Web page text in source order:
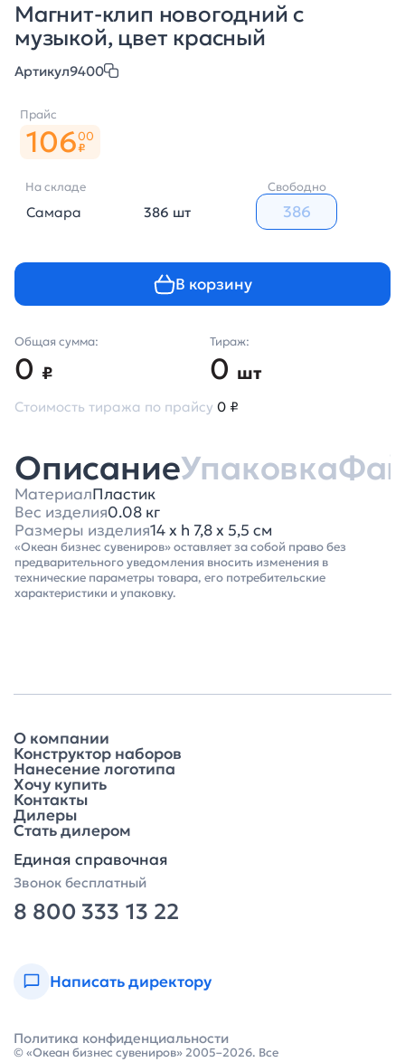
Магнит-клип новогодний с
музыкой, цвет красный
Артикул9400
Прайс
10600
₽
На складе
Самара 386 шт
Свободно
В корзину
Общая сумма:
0 ₽
Тираж:
0 шт
Стоимость тиража по прайсу 0 ₽
ОписаниеУпаковка
МатериалПластик
Вес изделия0.08 кг
Размеры изделия14 х h 7,8 х 5,5 см
«Океан бизнес сувениров» оставляет за собой право без
предварительного уведомления вносить изменения в
технические параметры товара, его потребительские
характеристики и упаковку.
О компании
Конструктор наборов
Нанесение логотипа
Хочу купить
Контакты
Дилеры
Стать дилером
Единая справочная
Звонок бесплатный
8 800 333 13 22
Написать директору
© «Океан бизнес сувениров» 2005–2026. Все
Политика конфиденциальности